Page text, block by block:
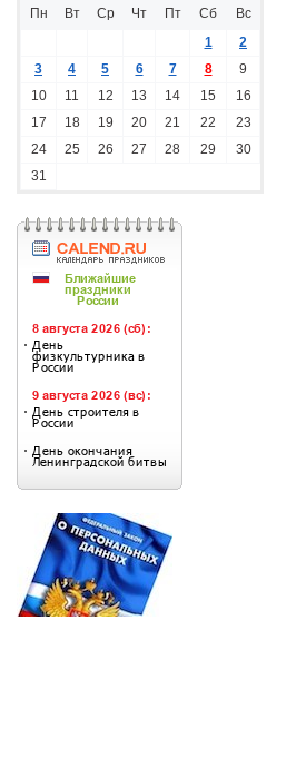
Пн Вт Ср Чт Пт Сб
Вс
1
2
3
4 5 6 7 8
9
10
11 12 13 14 15
16
17
18 19 20 21 22
23
24
25 26 27 28 29
30
31